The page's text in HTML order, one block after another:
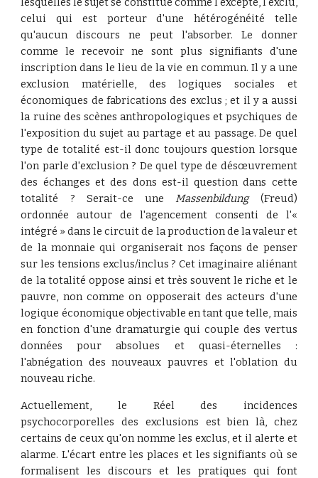
celui qui est porteur d'une hétérogénéité telle
qu'aucun discours ne peut l'absorber. Le donner
comme le recevoir ne sont plus signifiants d'une
inscription dans le lieu de la vie en commun. Il y a une
exclusion matérielle, des logiques sociales et
économiques de fabrications des exclus ; et il y a aussi
la ruine des scènes anthropologiques et psychiques de
l'exposition du sujet au partage et au passage. De quel
type de totalité est-il donc toujours question lorsque
l'on parle d'exclusion ? De quel type de désœuvrement
des échanges et des dons est-il question dans cette
totalité ? Serait-ce uneMassenbildung (Freud)
ordonnée autour de l'agencement consenti de l'«
intégré » dans le circuit de la production de la valeur et
de la monnaie qui organiserait nos façons de penser
sur les tensions exclus/inclus ? Cet imaginaire aliénant
de la totalité oppose ainsi et très souvent le riche et le
pauvre, non comme on opposerait des acteurs d'une
logique économique objectivable en tant que telle, mais
en fonction d'une dramaturgie qui couple des vertus
données pour absolues et quasi-éternelles :
l'abnégation des nouveaux pauvres et l'oblation du
nouveau riche.
Actuellement, le Réel des incidences
psychocorporelles des exclusions est bien là, chez
certains de ceux qu'on nomme les exclus, et il alerte et
alarme. L'écart entre les places et les signifiants où se
formalisent les discours et les pratiques qui font